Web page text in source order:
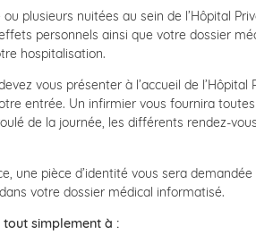
plusieurs nuitées au sein de l’Hôpital
personnels ainsi que votre dossier
hospitalisation.
vous présenter à l’accueil de l’Hôpital
entrée. Un infirmier vous fournira
de la journée, les différents rendez-
une pièce d’identité vous sera
votre dossier médical informatisé.
tout simplement à :